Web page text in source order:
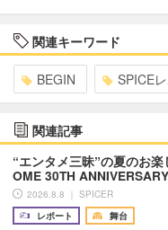
関連キーワード
BEGIN SPICE
関連記事
“エンタメ三昧”の夏のお
OME 30TH
2026.8.8 ｜ SPICER
レポート
舞台